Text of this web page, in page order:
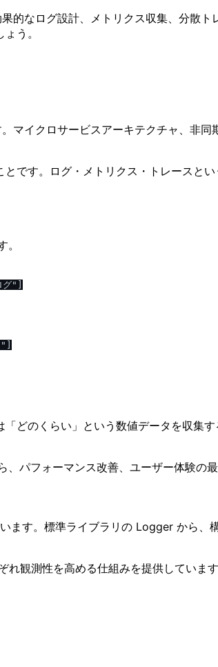
的なログ設計、メトリクス収集、分散
う。
マイクロサービスアーキテクチャ、非
です。ログ・メトリクス・トレースと
"]
どのくらい」という数値データを収集
パフォーマンス改善、ユーザー体験の
ます。標準ライブラリの Logger から
観測性を高める仕組みを提供していま